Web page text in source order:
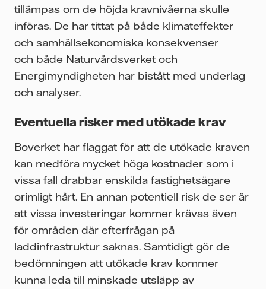
tillämpas om de höjda kravnivåerna skulle
införas. De har tittat på både klimateffekter
och samhällsekonomiska konsekvenser
och både Naturvårdsverket och
Energimyndigheten har bistått med underlag
och analyser.
Eventuella risker med utökade krav
Boverket har flaggat för att de utökade kraven
kan medföra mycket höga kostnader som i
vissa fall drabbar enskilda fastighetsägare
orimligt hårt. En annan potentiell risk de ser är
att vissa investeringar kommer krävas även
för områden där efterfrågan på
laddinfrastruktur saknas. Samtidigt gör de
bedömningen att utökade krav kommer
kunna leda till minskade utsläpp av